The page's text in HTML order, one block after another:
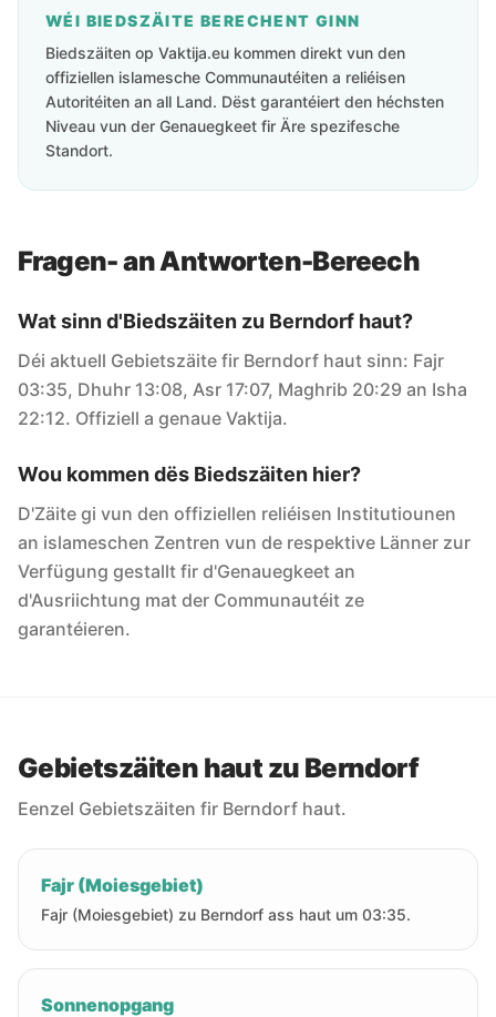
WÉI BIEDSZÄITE BERECHENT GINN
Biedszäiten op Vaktija.eu kommen direkt vun den
offiziellen islamesche Communautéiten a reliéisen
Autoritéiten an all Land. Dëst garantéiert den héchsten
Niveau vun der Genauegkeet fir Äre spezifesche
Standort.
Fragen- an Antworten-Bereech
Wat sinn d'Biedszäiten zu Berndorf haut?
Déi aktuell Gebietszäite fir Berndorf haut sinn: Fajr
03:35, Dhuhr 13:08, Asr 17:07, Maghrib 20:29 an Isha
22:12. Offiziell a genaue Vaktija.
Wou kommen dës Biedszäiten hier?
D'Zäite gi vun den offiziellen reliéisen Institutiounen
an islameschen Zentren vun de respektive Länner zur
Verfügung gestallt fir d'Genauegkeet an
d'Ausriichtung mat der Communautéit ze
garantéieren.
Gebietszäiten haut zu Berndorf
Eenzel Gebietszäiten fir Berndorf haut.
Fajr (Moiesgebiet)
Fajr (Moiesgebiet) zu Berndorf ass haut um 03:35.
Sonnenopgang